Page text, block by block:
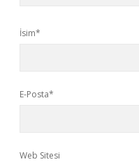
İsim*
E-Posta*
Web Sitesi